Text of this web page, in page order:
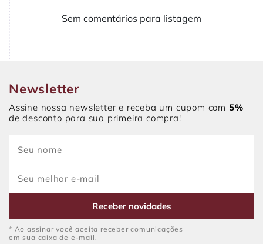
Sem comentários para listagem
Newsletter
Assine nossa newsletter e receba um cupom com 5%
de desconto para sua primeira compra!
Receber novidades
* Ao assinar você aceita receber comunicações
em sua caixa de e-mail.